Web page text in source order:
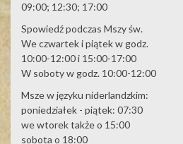
09:00; 12:30; 17:00
Spowiedź podczas Mszy św.
We czwartek i piątek w godz.
10:00-12:00 i 15:00-17:00
W soboty w godz. 10:00-12:00
Msze w języku niderlandzkim:
poniedziałek - piątek: 07:30
we wtorek także o 15:00
sobota o 18:00